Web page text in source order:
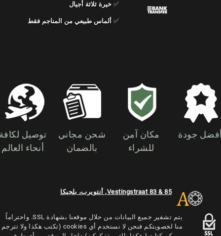
✅ خيرة ثلاثة أجيال
✅ ألماس طبيعي من المناجم فقط
توصيل
أنحاء العالم
شحن مجاني
بالضمان
مكان آمن
للشراء
جودة
Vestingstraat 83 & 85, أنتويرب، بلجيكا
يتم تشفير جميع البيانات من حلال موقعنا بشهادة SSL. واحتراماً
منا لخصويتكم فنحن لا نستخدم أي cookies (تكتب هكذا ولا تترجم